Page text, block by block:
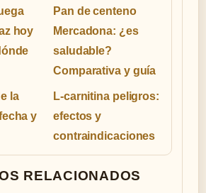
hoy
Pan de centeno
Mercadona: ¿es
saludable?
Comparativa y guía
la
y
L-carnitina peligros:
efectos y
contraindicaciones
RELACIONADOS